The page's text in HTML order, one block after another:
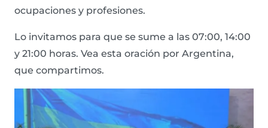
ocupaciones y profesiones.
Lo invitamos para que se sume a las 07:00, 14:00
y 21:00 horas. Vea esta oración por Argentina,
que compartimos.